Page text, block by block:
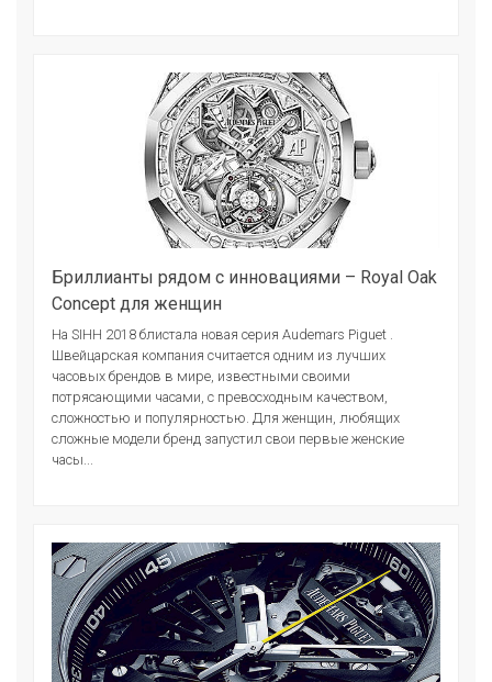
Бриллианты рядом с инновациями – Royal Oak
Concept для женщин
На SIHH 2018 блистала новая серия Audemars Piguet .
Швейцарская компания считается одним из лучших
часовых брендов в мире, известными своими
потрясающими часами, с превосходным качеством,
сложностью и популярностью. Для женщин, любящих
сложные модели бренд запустил свои первые женские
часы...